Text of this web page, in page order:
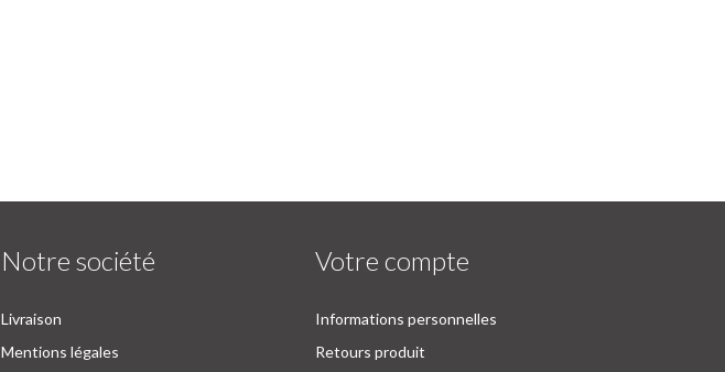
Notre société
Livraison
Mentions légales
Votre compte
Informations personnelles
Retours produit